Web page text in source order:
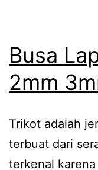
Busa
2mm
Trikot adalah
terbuat dari
terkenal